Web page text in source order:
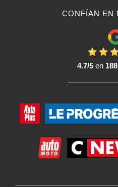
CONFÍAN EN
4.7/5en